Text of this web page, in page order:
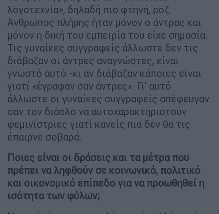
λογοτεχνία», δηλαδή πιο φτηνή, ροζ.
Άνθρωπος πλήρης ήταν μόνον ο άντρας και
μόνον η δική του εμπειρία του είχε σημασία.
Τις γυναίκες συγγραφείς άλλωστε δεν τις
διάβαζαν οι άντρες αναγνώστες, είναι
γνωστό αυτό -κι αν διάβαζαν κάποιες είναι
γιατί «έγραφαν σαν άντρες». Γι' αυτό
άλλωστε οι γυναίκες συγγραφείς απέφευγαν
σαν τον διάολο να αυτοχαρακτηριστούν
φεμινίστριες γιατί κανείς πια δεν θα τις
έπαιρνε σοβαρά.
Ποιες είναι οι δράσεις και τα μέτρα που
πρέπει να ληφθούν σε κοινωνικό, πολιτικό
και οικονομικό επίπεδο για να προωθηθεί η
ισότητα των φύλων;